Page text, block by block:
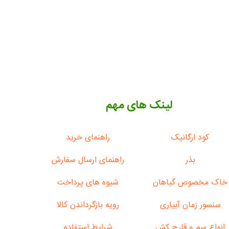
لینک های مهم
کود ارگانیک
بذر
خاک مخصوص گیاهان
سنسور زمان آبیاری
راهنمای خرید
راهنمای ارسال سفارش
شیوه های پرداخت
رویه بازگرداندن کالا